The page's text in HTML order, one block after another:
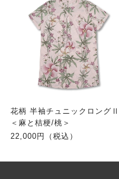
花柄 半袖チュニックロングⅡ
＜麻と桔梗/桃＞
22,000円（税込）